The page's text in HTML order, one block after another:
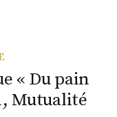
« Du pain
Mutualité